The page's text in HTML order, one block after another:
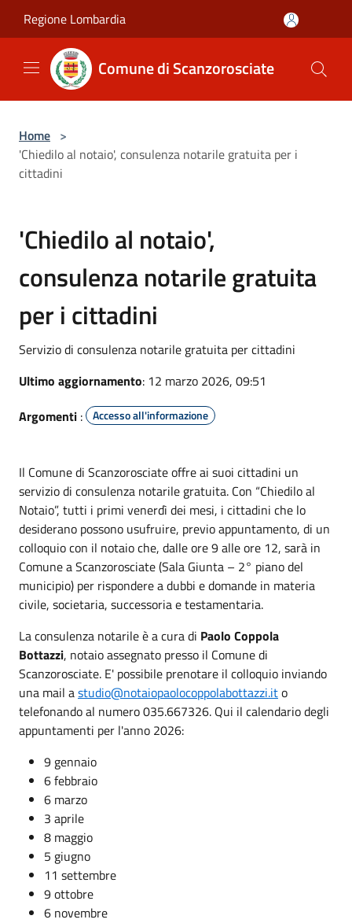
Regione Lombardia
Comune di Scanzorosciate
Home >
'Chiedilo al notaio', consulenza notarile gratuita per i
cittadini
'Chiedilo al notaio',
consulenza notarile gratuita
per i cittadini
Servizio di consulenza notarile gratuita per cittadini
Ultimo aggiornamento: 12 marzo 2026, 09:51
Argomenti : Accesso all'informazione
Il Comune di Scanzorosciate offre ai suoi cittadini un
servizio di consulenza notarile gratuita. Con “Chiedilo al
Notaio”, tutti i primi venerdì dei mesi, i cittadini che lo
desiderano possono usufruire, previo appuntamento, di un
colloquio con il notaio che, dalle ore 9 alle ore 12, sarà in
Comune a Scanzorosciate (Sala Giunta – 2° piano del
municipio) per rispondere a dubbi e domande in materia
civile, societaria, successoria e testamentaria.
La consulenza notarile è a cura di Paolo Coppola
Bottazzi, notaioassegnato presso il Comune di
Scanzorosciate. E' possibile prenotare il colloquio inviando
una mail astudio@notaiopaolocoppolabottazzi.ito
telefonando al numero 035.667326. Qui il calendario degli
appuntamenti per l'anno 2026:
9 gennaio
6 febbraio
6 marzo
3 aprile
8 maggio
5 giugno
11 settembre
9 ottobre
6 novembre